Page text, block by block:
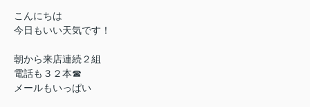
こんにちは
今日もいい天気です！
朝から来店連続２組
電話も３２本☎
メールもいっぱい